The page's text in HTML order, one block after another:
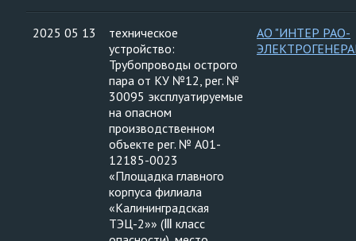
2025 05 13
техническое
устройство:
Трубопроводы острого
пара от КУ №12, рег. №
30095 эксплуатируемые
на опасном
производственном
объекте рег. № А01-
12185-0023
«Площадка главного
корпуса филиала
«Калининградская
ТЭЦ-2»» (Ⅲ класс
АО "ИНТЕР РАО-